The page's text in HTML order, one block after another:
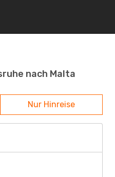
nach Malta
Nur Hinreise